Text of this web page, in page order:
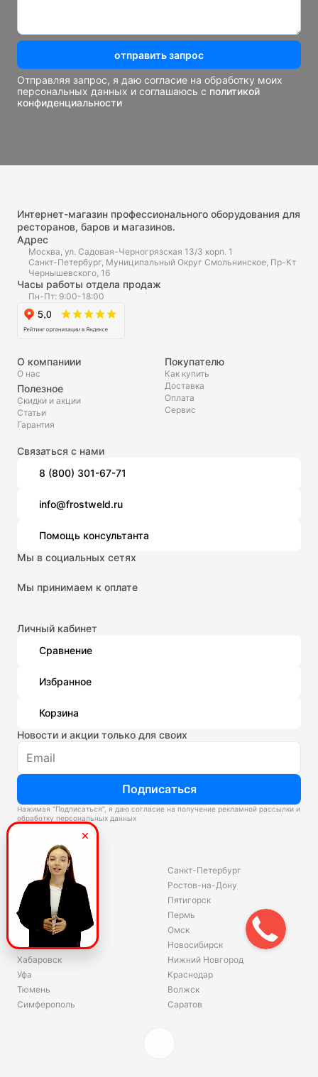
отправить запрос
Отправляя запрос, я даю согласие на обработку моих
персональных данных и соглашаюсь с политикой
конфиденциальности
Интернет-магазин профессионального оборудования для
ресторанов, баров и магазинов.
Адрес
Москва, ул. Садовая-Черногрязская 13/3 корп. 1
Санкт-Петербург, Муниципальный Округ Смольнинское, Пр-Кт
Чернышевского, 16
Часы работы отдела продаж
Пн-Пт: 9:00-18:00
О компаниии
О нас
Полезное
Скидки и акции
Статьи
Гарантия
Покупателю
Как купить
Доставка
Оплата
Сервис
Связаться с нами
8 (800) 301-67-71
info@frostweld.ru
Помощь консультанта
Мы в социальных сетях
Мы принимаем к оплате
Личный кабинет
Сравнение
Избранное
Корзина
Новости и акции только для своих
Подписаться
Нажимая “Подписаться”, я даю согласие на получение рекламной рассылки и
обработку персональных данных
Склады
Владивосток
Екатеринбург
Красноярск
Волгоград
Ярославль
Челябинск
Хабаровск
Уфа
Тюмень
Симферополь
Санкт-Петербург
Ростов-на-Дону
Пятигорск
Пермь
Омск
Новосибирск
Нижний Новгород
Краснодар
Волжск
Саратов